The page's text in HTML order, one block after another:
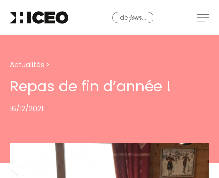
dejour...
Actualités >
Repas de fin d’année !
16/12/2021